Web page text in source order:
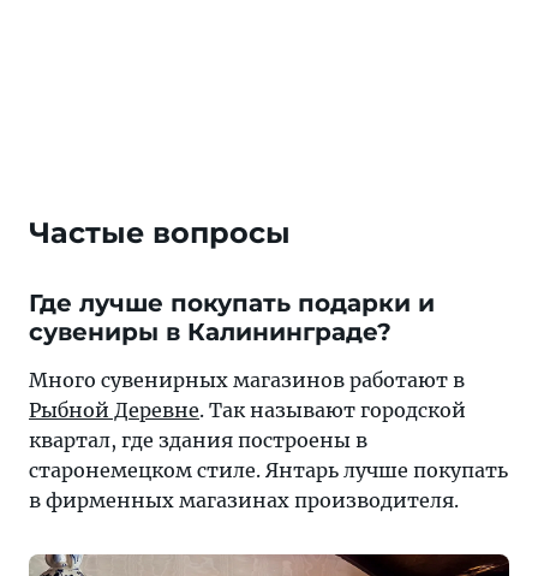
Частые вопросы
Где лучше покупать подарки и
сувениры в Калининграде?
Много сувенирных магазинов работают в
Рыбной Деревне. Так называют городской
квартал, где здания построены в
старонемецком стиле. Янтарь лучше покупать
в фирменных магазинах производителя.